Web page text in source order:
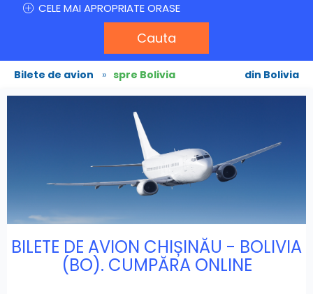
CELE MAI APROPRIATE ORASE
Cauta
Bilete de avion » spre Bolivia din Bolivia
BILETE DE AVION CHIȘINĂU - BOLIVIA
(BO). CUMPĂRA ONLINE